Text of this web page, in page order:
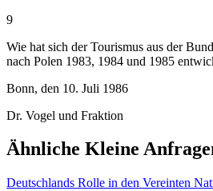
9
Wie hat sich der Tourismus aus der
nach Polen 1983, 1984 und 1985
Bonn, den 10. Juli 1986
Dr. Vogel und Fraktion
Ähnliche Kleine
Deutschlands Rolle in den Vereinten